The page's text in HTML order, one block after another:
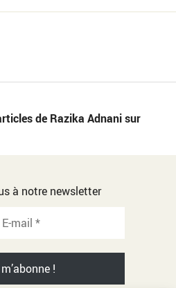
de Razika Adnani sur
à notre newsletter